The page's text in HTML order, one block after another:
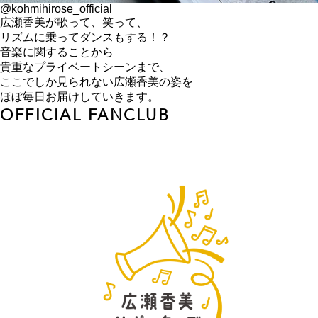
@kohmihirose_official
広瀬香美が歌って、笑って、
リズムに乗ってダンスもする！？
音楽に関することから
貴重なプライベートシーンまで、
ここでしか見られない広瀬香美の姿を
ほぼ毎日お届けしていきます。
OFFICIAL FANCLUB